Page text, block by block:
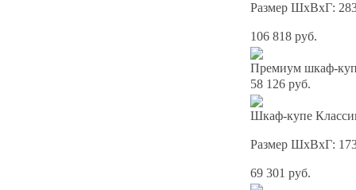
Размер ШхВхГ:
106 818 руб.
Премиум шкаф-
58 126 руб.
Шкаф-купе
Размер ШхВхГ:
69 301 руб.